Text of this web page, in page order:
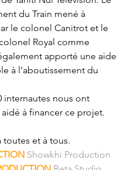
du Train mené à
le colonel Canitrot et le
Royal comme
apporté une aide
à l’aboutissement du
internautes nous ont
à financer ce projet.
toutes et à tous.
Showkhi Production